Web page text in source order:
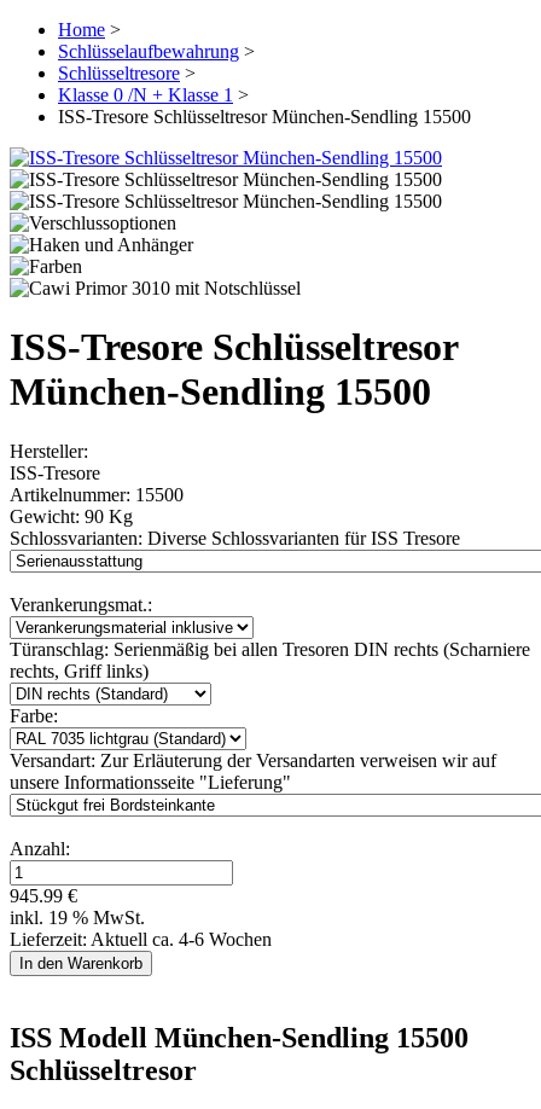
Home >
Schlüsselaufbewahrung >
Schlüsseltresore >
Klasse 0 /N + Klasse 1 >
ISS-Tresore Schlüsseltresor München-Sendling 15500
ISS-Tresore Schlüsseltresor
München-Sendling 15500
Hersteller:
ISS-Tresore
Artikelnummer: 15500
Gewicht: 90 Kg
Schlossvarianten: Diverse Schlossvarianten für ISS Tresore
Verankerungsmat.:
Türanschlag: Serienmäßig bei allen Tresoren DIN rechts (Scharniere
rechts, Griff links)
Farbe:
Versandart: Zur Erläuterung der Versandarten verweisen wir auf
unsere Informationsseite "Lieferung"
Anzahl:
945.99 €
inkl. 19 % MwSt.
Lieferzeit: Aktuell ca. 4-6 Wochen
ISS Modell München-Sendling 15500
Schlüsseltresor